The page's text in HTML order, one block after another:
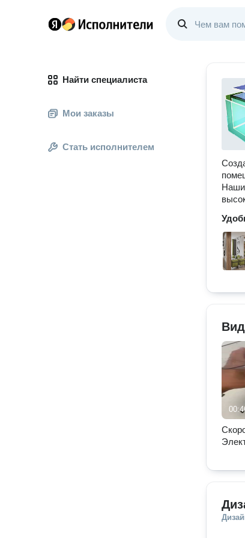
Найти специалиста
Мои заказы
Стать исполнителем
Наши